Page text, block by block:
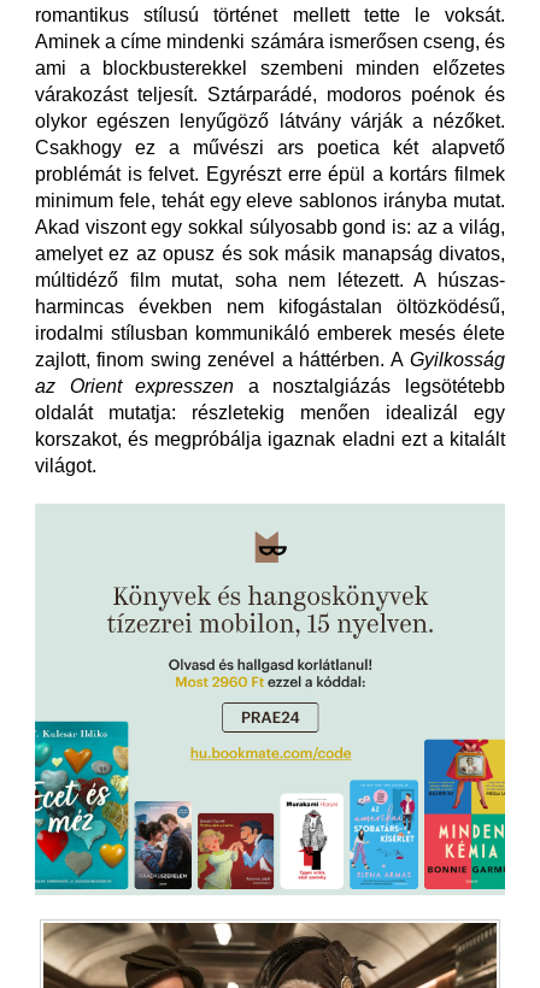
romantikus stílusú történet mellett tette le voksát.
Aminek a címe mindenki számára ismerősen cseng, és
ami a blockbusterekkel szembeni minden előzetes
várakozást teljesít. Sztárparádé, modoros poénok és
olykor egészen lenyűgöző látvány várják a nézőket.
Csakhogy ez a művészi ars poetica két alapvető
problémát is felvet. Egyrészt erre épül a kortárs filmek
minimum fele, tehát egy eleve sablonos irányba mutat.
Akad viszont egy sokkal súlyosabb gond is: az a világ,
amelyet ez az opusz és sok másik manapság divatos,
múltidéző film mutat, soha nem létezett. A húszas-
harmincas években nem kifogástalan öltözködésű,
irodalmi stílusban kommunikáló emberek mesés élete
zajlott, finom swing zenével a háttérben. A Gyilkosság
az Orient expresszen a nosztalgiázás legsötétebb
oldalát mutatja: részletekig menően idealizál egy
korszakot, és megpróbálja igaznak eladni ezt a kitalált
világot.